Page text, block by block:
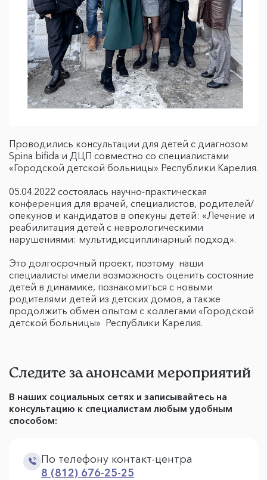
Проводились консультации для детей с диагнозом
Spina bifida и ДЦП совместно со специалистами
«Городской детской больницы» Республики Карелия.
05.04.2022 состоялась научно-практическая
конференция для врачей, специалистов, родителей/
опекунов и кандидатов в опекуны детей: «Лечение и
реабилитация детей с неврологическими
нарушениями: мультидисциплинарный подход».
Это долгосрочный проект, поэтому наши
специалисты имели возможность оценить состояние
детей в динамике, познакомиться с новыми
родителями детей из детских домов, а также
продолжить обмен опытом с коллегами «Городской
детской больницы» Республики Карелия.
Следите за анонсами мероприятий
В наших социальных сетях и записывайтесь на
консультацию к специалистам любым удобным
способом:
По телефону контакт-центра
8 (812) 676-25-25